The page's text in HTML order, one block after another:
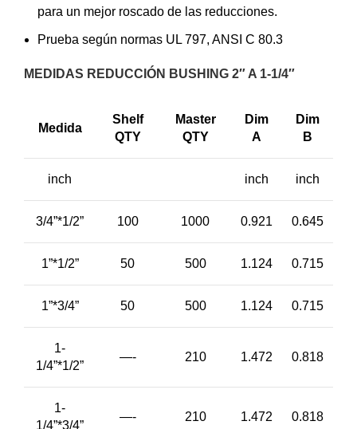
para un mejor roscado de las reducciones.
Prueba según normas UL 797, ANSI C 80.3
MEDIDAS REDUCCIÓN BUSHING 2″ A 1-1/4″
Medida
Shelf
QTY
Master
QTY
Dim
A
Dim
B
inch inch inch
3/4”*1/2” 100 1000 0.921 0.645
1”*1/2” 50 500 1.124 0.715
1”*3/4” 50 500 1.124 0.715
1-
1/4”*1/2”
—- 210 1.472 0.818
1-
1/4”*3/4”
—- 210 1.472 0.818